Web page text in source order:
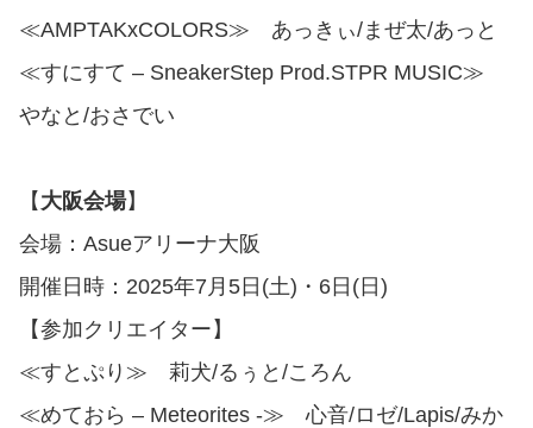
≪AMPTAKxCOLORS≫ あっきぃ/まぜ太/あっと
≪すにすて – SneakerStep Prod.STPR MUSIC≫
やなと/おさでい
【 大阪会場】
会場：Asueアリーナ大阪
開催日時：2025年7月5日(土)・6日(日)
【参加クリエイター】
≪すとぷり≫ 莉犬/るぅと/ころん
≪めておら – Meteorites -≫ 心音/ロゼ/Lapis/みか